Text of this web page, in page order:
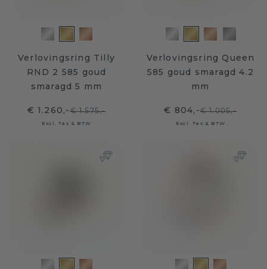
Verlovingsring Tilly
RND 2 585 goud
smaragd 5 mm
€ 1.260,-€ 1.575,-
Excl. Tax & BTW
Verlovingsring Queen
585 goud smaragd 4.2
mm
€ 804,-€ 1.005,-
Excl. Tax & BTW